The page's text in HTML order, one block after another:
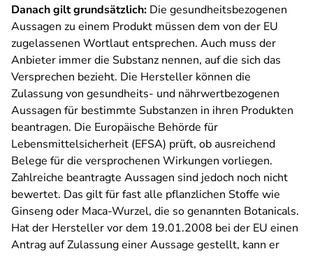
Danach gilt grundsätzlich: Die gesundheitsbezogenen
Aussagen zu einem Produkt müssen dem von der EU
zugelassenen Wortlaut entsprechen. Auch muss der
Anbieter immer die Substanz nennen, auf die sich das
Versprechen bezieht. Die Hersteller können die
Zulassung von gesundheits- und nährwertbezogenen
Aussagen für bestimmte Substanzen in ihren Produkten
beantragen. Die Europäische Behörde für
Lebensmittelsicherheit (EFSA) prüft, ob ausreichend
Belege für die versprochenen Wirkungen vorliegen.
Zahlreiche beantragte Aussagen sind jedoch noch nicht
bewertet. Das gilt für fast alle pflanzlichen Stoffe wie
Ginseng oder Maca-Wurzel, die so genannten Botanicals.
Hat der Hersteller vor dem 19.01.2008 bei der EU einen
Antrag auf Zulassung einer Aussage gestellt, kann er